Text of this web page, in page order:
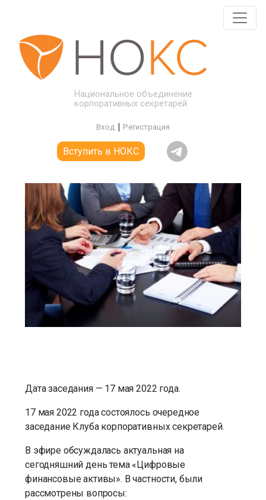
Национальное объединение
корпоративных секретарей
Вход | Регистрация
Вступить в НОКС
Дата заседания — 17 мая 2022 года.
17 мая 2022 года состоялось очередное
заседание Клуба корпоративных секретарей.
В эфире обсуждалась актуальная на
сегодняшний день тема «Цифровые
финансовые активы». В частности, были
рассмотрены вопросы: